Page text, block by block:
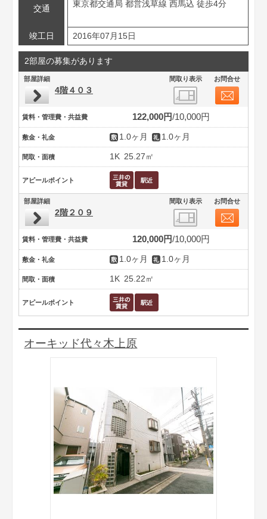
交通
東京都交通局 都営浅草線 西馬込 徒歩4分
竣工日 2016年07月15日
2部屋の募集があります
部屋詳細 間取り表示 お問合せ
4階４０３
賃料・管理費・共益費 122,000円 10,000円
敷金・礼金 1.0ヶ月 1.0ヶ月
間取・面積 1K 25.27㎡
アピールポイント
部屋詳細 間取り表示 お問合せ
2階２０９
賃料・管理費・共益費 120,000円 10,000円
敷金・礼金 1.0ヶ月 1.0ヶ月
間取・面積 1K 25.22㎡
アピールポイント
オーキッド代々木上原